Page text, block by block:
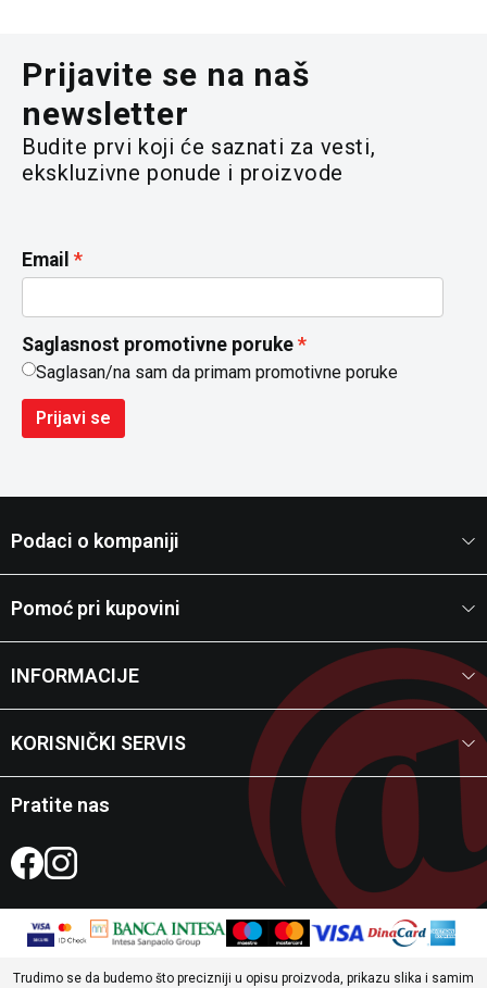
Prijavite se na naš
newsletter
Budite prvi koji će saznati za vesti,
ekskluzivne ponude i proizvode
Email
Saglasnost promotivne poruke
Saglasan/na sam da primam promotivne poruke
Prijavi se
Podaci o kompaniji
Pomoć pri kupovini
INFORMACIJE
KORISNIČKI SERVIS
Pratite nas
Trudimo se da budemo što precizniji u opisu proizvoda, prikazu slika i samim